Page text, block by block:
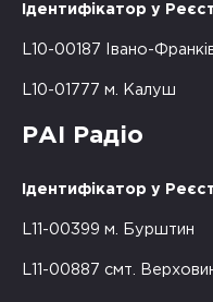
Ідентифікатор у
L10-00187 Івано-
L10-01777 м. Калуш
РАІ Радіо
Ідентифікатор у
L11-00399 м. Бурштин
L11-00887 смт.